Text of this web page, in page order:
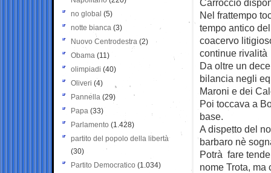
Carroccio
Nel frattempo
tempo antico
coacervo
continue
Da oltre un
bilancia negli
Maroni e dei
Poi toccava a
base.
A dispetto del
barbaro nè
Potrà fare
nome Trota,
no global (5)
notte bianca (3)
Nuovo Centrodestra (2)
Obama (11)
olimpiadi (40)
Oliveri (4)
Pannella (29)
Papa (33)
Parlamento (1.428)
partito del popolo della libertà
(30)
Partito Democratico (1.034)